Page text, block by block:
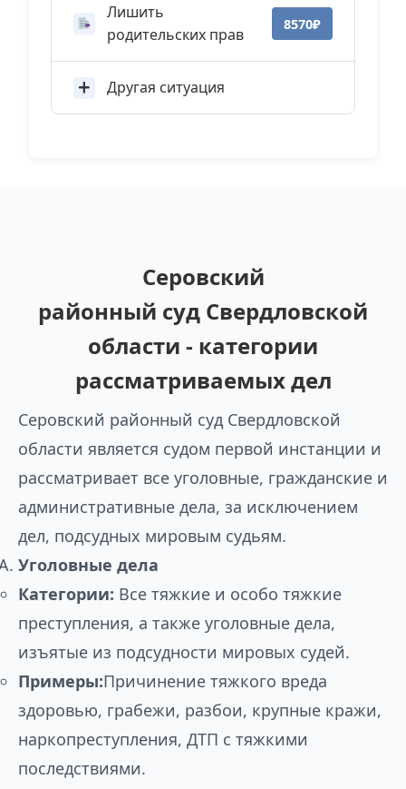
Лишить
родительских прав
8570₽
Другая ситуация
Серовский
районный суд Свердловской
области - категории
рассматриваемых дел
Серовский районный суд Свердловской
области является судом первой инстанции и
рассматривает все уголовные, гражданские и
административные дела, за исключением
дел, подсудных мировым судьям.
Уголовные дела
Категории: Все тяжкие и особо тяжкие
преступления, а также уголовные дела,
изъятые из подсудности мировых судей.
Примеры:Причинение тяжкого вреда
здоровью, грабежи, разбои, крупные кражи,
наркопреступления, ДТП с тяжкими
последствиями.